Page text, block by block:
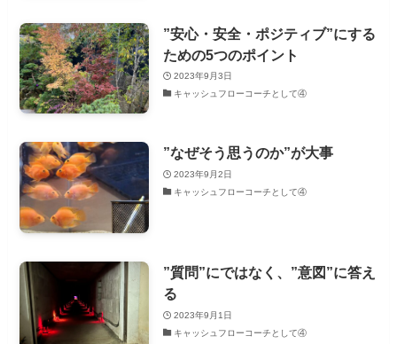
”安心・安全・ポジティブ”にする
ための5つのポイント
2023年9月3日
キャッシュフローコーチとして④
”なぜそう思うのか”が大事
2023年9月2日
キャッシュフローコーチとして④
”質問”にではなく、”意図”に答え
る
2023年9月1日
キャッシュフローコーチとして④